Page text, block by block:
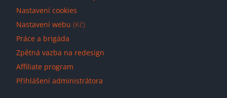
Nastavení cookies
Nastavení webu (Kč)
Práce a brigáda
Zpětná vazba na redesign
Affiliate program
Přihlášení administrátora